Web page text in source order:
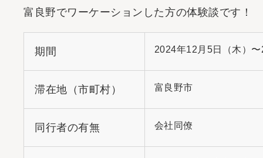
富良野でワーケーションした方の体験談です！
期間 2024年12月5日（木）
滞在地（市町村） 富良野市
同行者の有無 会社同僚